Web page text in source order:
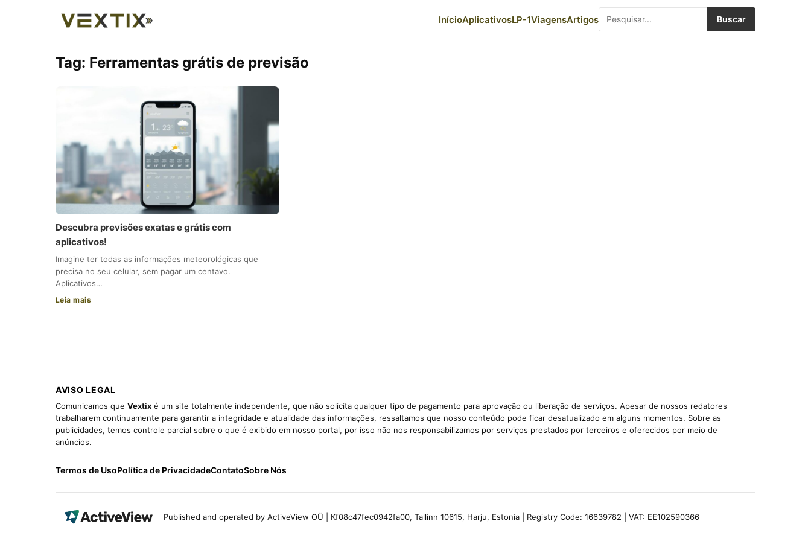
InícioAplicativosLP-1ViagensArtigos Buscar
Tag: Ferramentas grátis de previsão
Descubra previsões exatas e grátis com
aplicativos!
Imagine ter todas as informações meteorológicas que
precisa no seu celular, sem pagar um centavo.
Aplicativos…
Leia mais
AVISO LEGAL
Comunicamos que Vextix é um site totalmente independente, que não solicita qualquer tipo de pagamento para aprovação ou liberação de serviços. Apesar de nossos redatores
trabalharem continuamente para garantir a integridade e atualidade das informações, ressaltamos que nosso conteúdo pode ficar desatualizado em alguns momentos. Sobre as
publicidades, temos controle parcial sobre o que é exibido em nosso portal, por isso não nos responsabilizamos por serviços prestados por terceiros e oferecidos por meio de
anúncios.
Termos de UsoPolítica de PrivacidadeContatoSobre Nós
Published and operated by ActiveView OÜ | Kf08c47fec0942fa00, Tallinn 10615, Harju, Estonia | Registry Code: 16639782 | VAT: EE102590366